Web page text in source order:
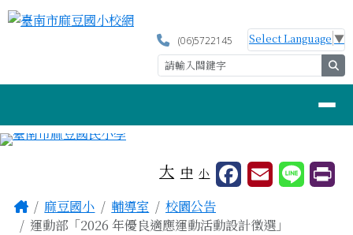
跳至主內容區
臺南市麻豆國小校網
(06)5722145 Select Language ▼
大 中 小
主內容區域
Home麻豆國小 輔導室
校園公告
運動部「2026 年優良適應運動活動設計徵選」
頁尾區域